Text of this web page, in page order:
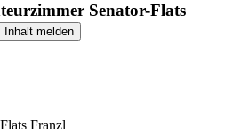
Senator-Flats
Inhalt melden